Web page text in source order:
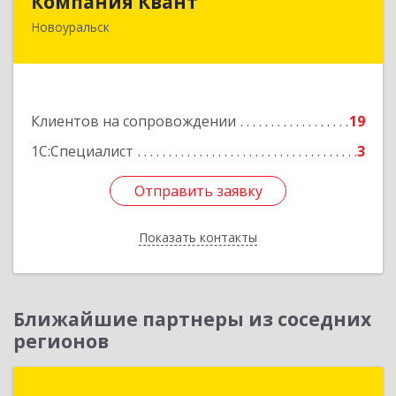
Новоуральск
Клиентов на сопровождении
19
1С:Специалист
3
Отправить заявку
Показать контакты
624130, Свердловская обл, Новоуральск г,
Отправить заявку
Назад
Ближайшие партнеры из соседних
регионов